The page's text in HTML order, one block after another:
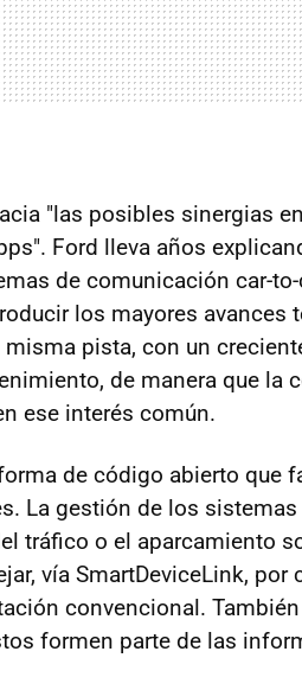
"las posibles sinergias
Ford lleva años
de comunicación car-
los mayores avances
misma pista, con un
de manera que la
ese interés común.
de código abierto que
La gestión de los
tráfico o el aparcamiento
vía SmartDeviceLink, por
convencional.
formen parte de las